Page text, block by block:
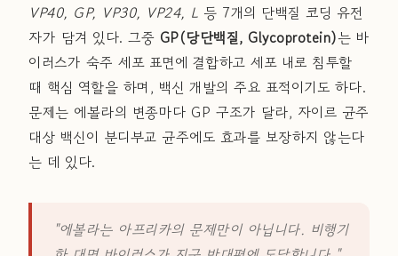
VP40, GP, VP30, VP24, L 등 7개의 단백질 코딩 유전
자가 담겨 있다. 그중 GP(당단백질, Glycoprotein)는 바
이러스가 숙주 세포 표면에 결합하고 세포 내로 침투할
때 핵심 역할을 하며, 백신 개발의 주요 표적이기도 하다.
문제는 에볼라의 변종마다 GP 구조가 달라, 자이르 균주
대상 백신이 분디부교 균주에도 효과를 보장하지 않는다
는 데 있다.
"에볼라는 아프리카의 문제만이 아닙니다. 비행기